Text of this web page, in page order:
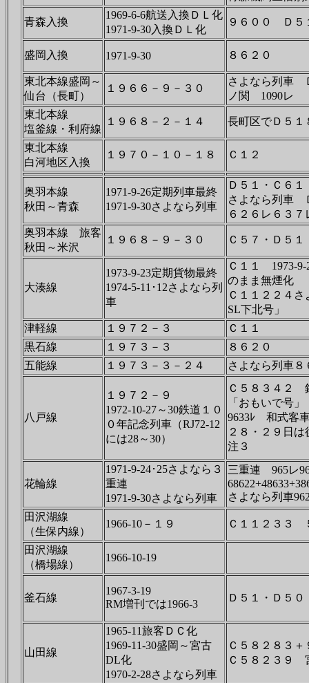
青森入換
1969-6-6航送入換ＤＬ化
1971-9-30入換ＤＬ化
９６００ Ｄ５
盛岡入換 1971-9-30 ８６２０
東北本線盛岡～
仙台（長町）
１９６６－９－３０
さよなら列車
ノ関 1090
東北本線
塩釜線・利府線
１９６８－２－１４ 長町区でＤ５１
東北本線
白河地区入換
１９７０－１０－１８ Ｃ１２
奥羽本線
秋田～青森
1971-9-26定期列車最終
1971-9-30さよなら列車
Ｄ５１・Ｃ６１
さよなら列車
６２６レ６３７
奥羽本線 旅客
秋田～米沢
１９６８－９－３０ Ｃ５７・Ｄ５１
大湊線
1973-9-23定期貨物最終
1974-5-11･12さよなら列
車
Ｃ１１ 1973-9-
のまま無煙化
Ｃ１１２２４
SL下北号」
津軽線
１９７２－３
Ｃ１１
黒石線
１９７３－３
８６２０
五能線
１９７３－３－２４ さよなら列車８
八戸線
１９７２－９
1972-10-27～30鉄道１０
０年記念列車（RJ72-12
には28～30）
Ｃ５８３４２
「おもいで号」
9633ﾚ 和式客
２８・２９日
注３
花輪線
1971-9-24･25さよなら３
重連
1971-9-30さよなら列車
三重連 965レ
さよなら列車
田沢湖線
（生保内線）
1966-10－１９ Ｃ１１２３３
田沢湖線
（橋場線）
1966-10-19
釜石線
1967-3-19
RM増刊では1966-3
Ｄ５１・Ｄ５０
山田線
1965-11旅客ＤＣ化
1969-11-30盛岡～宮古
DL化
1970-2-28さよなら列車
Ｃ５８２８３
Ｃ５８２３９